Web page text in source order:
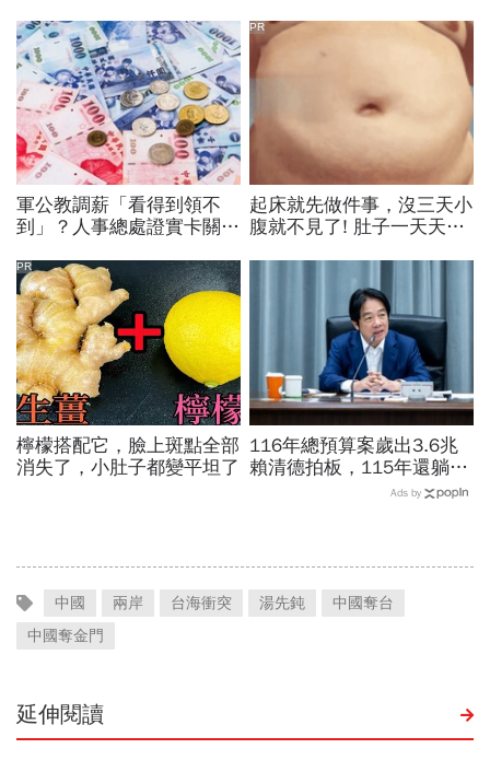
軍公教調薪「看得到領不
到」？人事總處證實卡關，
薪4%能如期上路？
起床就先做件事，沒三天小
腹就不見了! 肚子一天天變
PR
檸檬搭配它，臉上斑點全部
消失了，小肚子都變平坦了
PR
116年總預算案歲出3.6兆
賴清德拍板，115年還躺在
立法院…兩案「塞車」創憲
Ads by
中國 兩岸 台海衝突 湯先鈍
中國奪台
中國奪金門
延伸閱讀